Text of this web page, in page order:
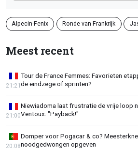
Alpecin-Fenix Ronde van Frankrijk
Meest recent
Tour de France Femmes: Favorieten
de eindzege of sprinten?
21:21
Niewiadoma laat frustratie de vrije loop
Ventoux: "Payback!"
21:00
Domper voor Pogacar & co?
noodgedwongen opgeven
20:08